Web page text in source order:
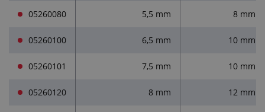
05260080 5,5 mm 8 mm
05260100 6,5 mm 10 mm
05260101 7,5 mm 10 mm
05260120 8 mm 12 mm